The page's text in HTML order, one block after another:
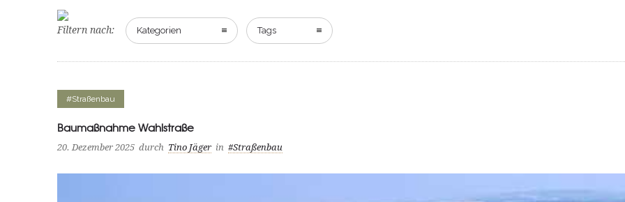
Filtern nach: Kategorien Tags
#Straßenbau
Baumaßnahme Wahlstraße
20. Dezember 2025 durch Tino Jäger in #Straßenbau